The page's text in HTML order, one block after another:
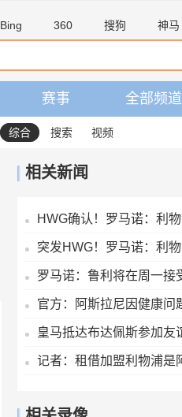
Bing 360 搜狗 神马
赛事 全部频道
综合 搜索 视频
相关新闻